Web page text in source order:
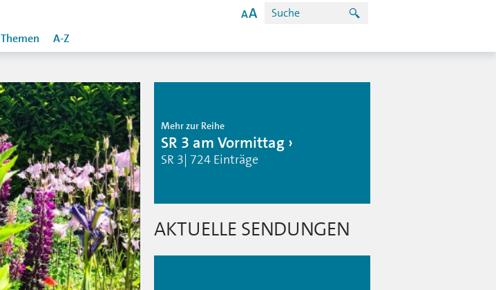
Themen A-Z
Mehr zur Reihe
SR 3 am Vormittag
SR 3| 724 Einträge
AKTUELLE SENDUNGEN